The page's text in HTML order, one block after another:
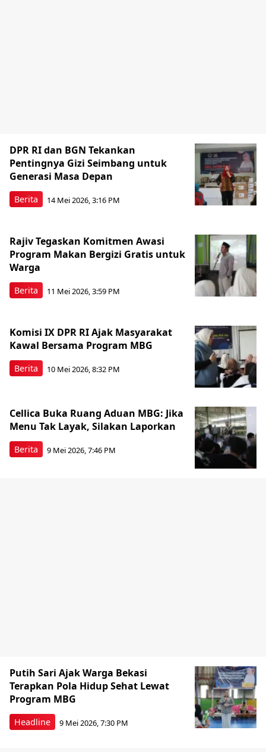
Berita
DPR RI dan BGN Tekankan
Pentingnya Gizi Seimbang untuk
Generasi Masa Depan
14 Mei 2026, 3:16 PM
Berita
Rajiv Tegaskan Komitmen Awasi
Program Makan Bergizi Gratis untuk
Warga
11 Mei 2026, 3:59 PM
Berita
Komisi IX DPR RI Ajak Masyarakat
Kawal Bersama Program MBG
10 Mei 2026, 8:32 PM
Berita
Cellica Buka Ruang Aduan MBG: Jika
Menu Tak Layak, Silakan Laporkan
9 Mei 2026, 7:46 PM
Headline
Putih Sari Ajak Warga Bekasi
Terapkan Pola Hidup Sehat Lewat
Program MBG
9 Mei 2026, 7:30 PM